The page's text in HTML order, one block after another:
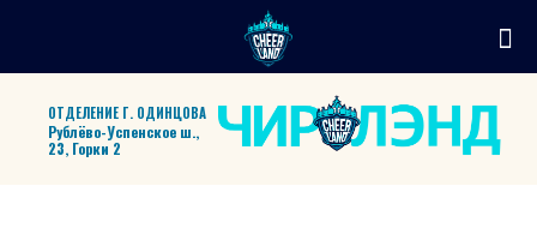
ОТДЕЛЕНИЕ Г. ОДИНЦОВА
Рублёво-Успенское ш.,
23, Горки 2